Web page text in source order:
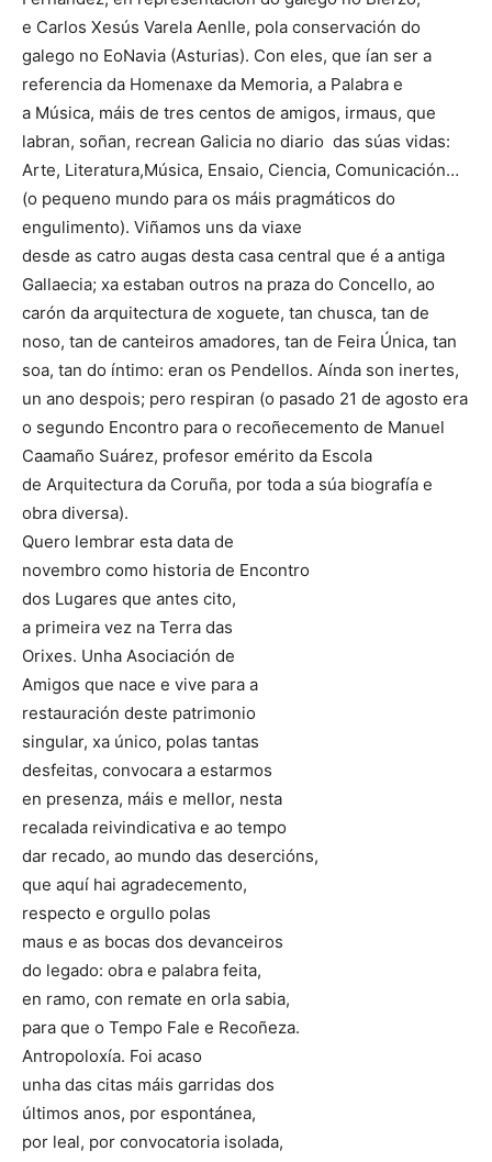
e Carlos Xesús Varela Aenlle, pola conservación do
galego no EoNavia (Asturias). Con eles, que ían ser a
referencia da Homenaxe da Memoria, a Palabra e
a Música, máis de tres centos de amigos, irmaus, que
labran, soñan, recrean Galicia no diario das súas vidas:
Arte, Literatura,Música, Ensaio, Ciencia, Comunicación…
(o pequeno mundo para os máis pragmáticos do
engulimento). Viñamos uns da viaxe
desde as catro augas desta casa central que é a antiga
Gallaecia; xa estaban outros na praza do Concello, ao
carón da arquitectura de xoguete, tan chusca, tan de
noso, tan de canteiros amadores, tan de Feira Única, tan
soa, tan do íntimo: eran os Pendellos. Aínda son inertes,
un ano despois; pero respiran (o pasado 21 de agosto era
o segundo Encontro para o recoñecemento de Manuel
Caamaño Suárez, profesor emérito da Escola
de Arquitectura da Coruña, por toda a súa biografía e
obra diversa).
Quero lembrar esta data de
novembro como historia de Encontro
dos Lugares que antes cito,
a primeira vez na Terra das
Orixes. Unha Asociación de
Amigos que nace e vive para a
restauración deste patrimonio
singular, xa único, polas tantas
desfeitas, convocara a estarmos
en presenza, máis e mellor, nesta
recalada reivindicativa e ao tempo
dar recado, ao mundo das desercións,
que aquí hai agradecemento,
respecto e orgullo polas
maus e as bocas dos devanceiros
do legado: obra e palabra feita,
en ramo, con remate en orla sabia,
para que o Tempo Fale e Recoñeza.
Antropoloxía. Foi acaso
unha das citas máis garridas dos
últimos anos, por espontánea,
por leal, por convocatoria isolada,